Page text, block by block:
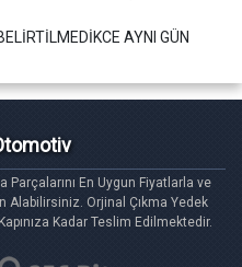
AYNI GÜN
Parçalarını En Uygun Fiyatlarla ve
Alabilirsiniz. Orjinal Çıkma Yedek
Kadar Teslim Edilmektedir.